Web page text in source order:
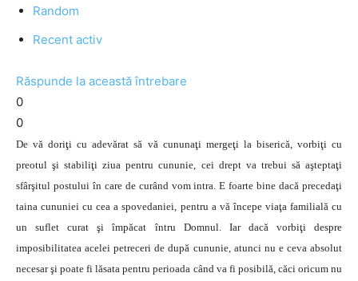
Random
Recent activ
Răspunde la această întrebare
0
0
De vă doriţi cu adevărat să vă cununaţi mergeţi la biserică, vorbiţi cu
preotul şi stabiliţi ziua pentru cununie, cei drept va trebui să aşteptaţi
sfârşitul postului în care de curând vom intra. E foarte bine dacă precedaţi
taina cununiei cu cea a spovedaniei, pentru a vă începe viaţa familială cu
un suflet curat şi împăcat întru Domnul. Iar dacă vorbiţi despre
imposibilitatea acelei petreceri de după cununie, atunci nu e ceva absolut
necesar şi poate fi lăsata pentru perioada când va fi posibilă, căci oricum nu